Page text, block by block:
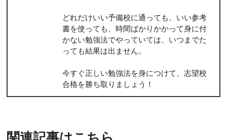
どれだけいい予備校に通っても、いい参考
書を使っても、時間ばかりかかって身に付
かない勉強法でやっていては、いつまでた
っても結果は出ません。
今すぐ正しい勉強法を身につけて、志望校
合格を勝ち取りましょう！